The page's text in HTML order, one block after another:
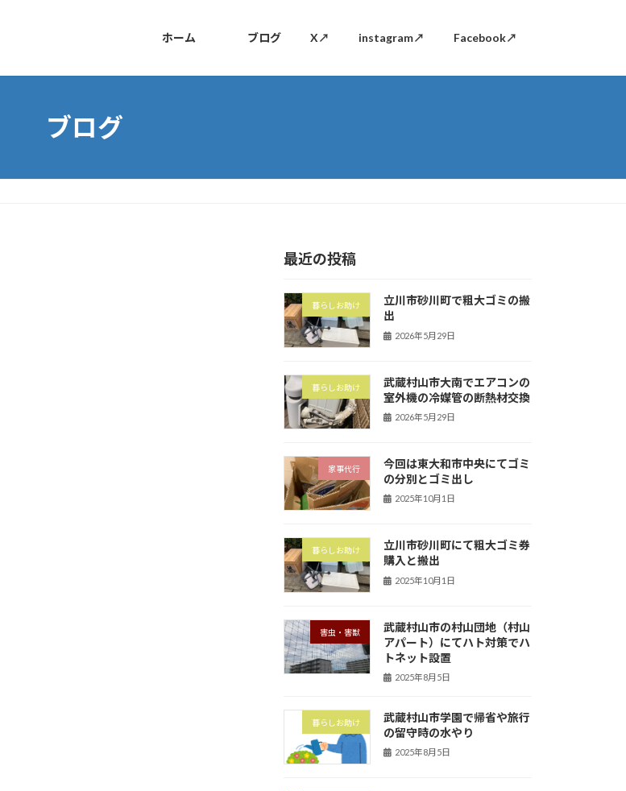
ホーム ブログ X↗ instagram↗ Facebook↗
ブログ
最近の投稿
暮らしお助け
立川市砂川町で粗大ゴミの搬
出
2026年5月29日
暮らしお助け
武蔵村山市大南でエアコンの
室外機の冷媒管の断熱材交換
2026年5月29日
家事代行
今回は東大和市中央にてゴミ
の分別とゴミ出し
2025年10月1日
暮らしお助け
立川市砂川町にて粗大ゴミ券
購入と搬出
2025年10月1日
害虫・害獣
武蔵村山市の村山団地（村山
アパート）にてハト対策でハ
トネット設置
2025年8月5日
暮らしお助け
武蔵村山市学園で帰省や旅行
の留守時の水やり
2025年8月5日